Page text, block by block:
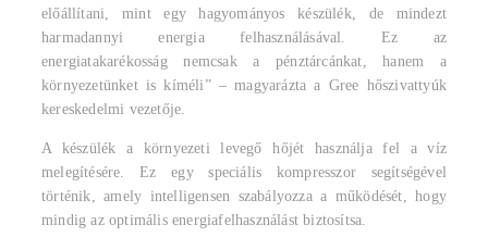
előállítani, mint egy hagyományos készülék, de mindezt
harmadannyi energia felhasználásával. Ez az
energiatakarékosság nemcsak a pénztárcánkat, hanem a
környezetünket is kíméli” – magyarázta a Gree hőszivattyúk
kereskedelmi vezetője.
A készülék a környezeti levegő hőjét használja fel a víz
melegítésére. Ez egy speciális kompresszor segítségével
történik, amely intelligensen szabályozza a működését, hogy
mindig az optimális energiafelhasználást biztosítsa.